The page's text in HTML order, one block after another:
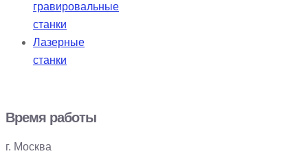
гравировальные
станки
Лазерные
станки
Время работы
г. Москва